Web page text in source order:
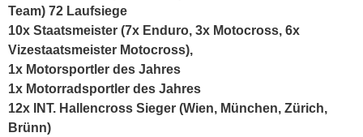
Team) 72 Laufsiege
10x Staatsmeister (7x Enduro, 3x Motocross, 6x
Vizestaatsmeister Motocross),
1x Motorsportler des Jahres
1x Motorradsportler des Jahres
12x INT. Hallencross Sieger (Wien, München, Zürich,
Brünn)